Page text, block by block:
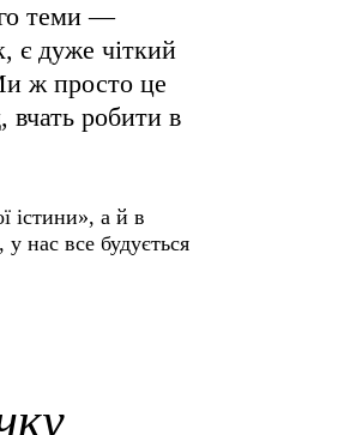
теми —
є дуже чіткий
ж просто це
вчать робити в
істини», а й в
нас все будується